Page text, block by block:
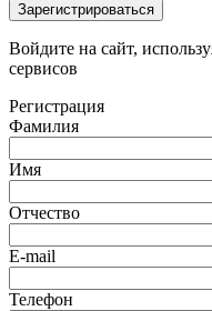
Зарегистрироваться
Войдите на сайт,
сервисов
Регистрация
Фамилия
Имя
Отчество
E-mail
Телефон